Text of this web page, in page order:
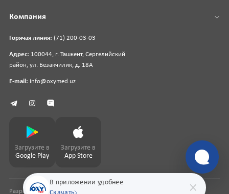
В приложении удобнее
Горячая линия: (71) 200-03-03
Адрес: 100044, г. Ташкент, Сергелийский
район, ул. Безакчилик, д. 18А
E-mail: info@oxymed.uz
Компания
Загрузите в
Google Play
Загрузите в
App Store
Разработка сайтаpharmit.uz